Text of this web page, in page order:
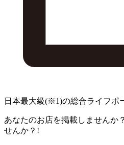
日本最大級(※1)の総合ライフポ
あなたのお店を掲載しませんか？
せんか？!